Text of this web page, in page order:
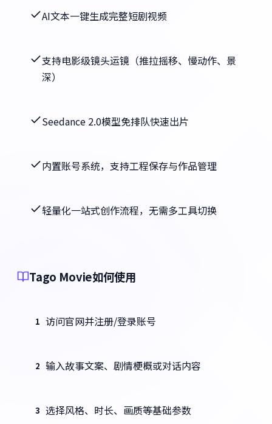
AI文本一键生成完整短剧视频
支持电影级镜头运镜（推拉摇移、慢动作、景
深）
Seedance 2.0模型免排队快速出片
内置账号系统，支持工程保存与作品管理
轻量化一站式创作流程，无需多工具切换
Tago Movie如何使用
1 访问官网并注册/登录账号
2 输入故事文案、剧情梗概或对话内容
3 选择风格、时长、画质等基础参数